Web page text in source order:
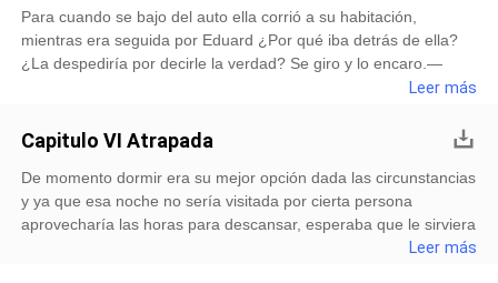
tenerla a su
puesta, y al sentir la tela de sus prendas sobre su piel le daba
pequeños puntos eléctricos en todo el cuerpo. La acostó en la
cama boca abajo, no podía dejar que lo viera en su estado.
Para cuando se bajo del auto ella corrió a su habitación,
mientras era seguida por Eduard ¿Por qué iba detrás de ella?
¿La despediría por decirle la verdad? Se giro y lo encaro.—
¿Dónde crees que vas?—Te acompañare a tu habitación. Le
imaginas!—Genial, ni segura estoy en esta casa. Le
grito.Estaba harto de su inmadurez y niñería, la tomo por la
cintura nuevamente mientras la estrechaba con su cuerpo. Ella
no se movió, no podía, cada vez que el la tenia así ella se volvía
sumisa. Le encantaba que le obedeciera, para &eac
Leer más
Capitulo VI Atrapada
De momento dormir era su mejor opción dada las circunstancias
y ya que esa noche no sería visitada por cierta persona
aprovecharía las horas para descansar, esperaba que le sirviera
para olvidar todos los problemas que le causaba mentalmente
Leer más